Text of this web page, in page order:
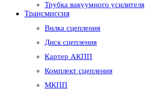
Трубка вакуумного усилителя
Трансмиссия
Вилка сцепления
Диск сцепления
Картер АКПП
Комплект сцепления
МКПП